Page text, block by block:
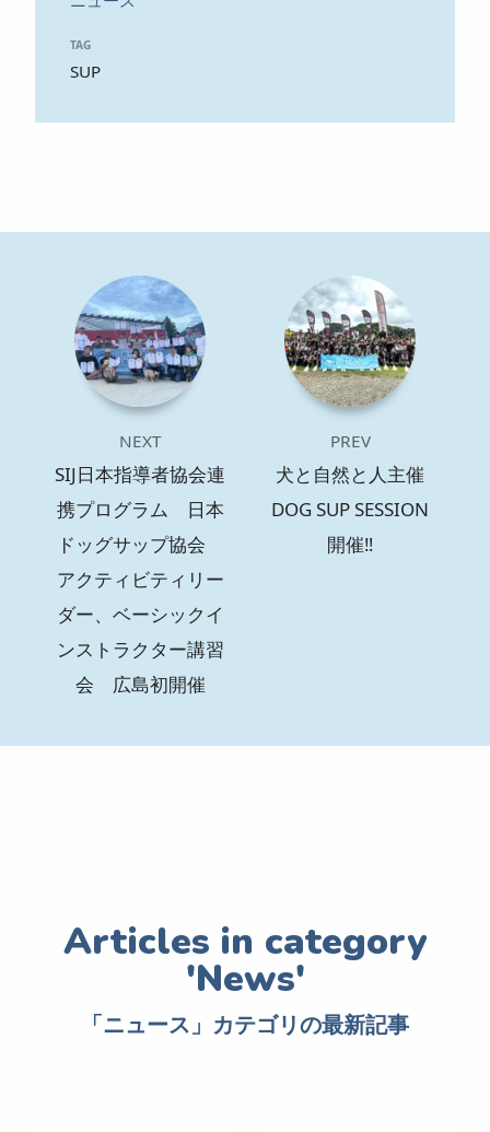
TAG
SUP
NEXT
SIJ日本指導者協会連
携プログラム 日本
ドッグサップ協会
アクティビティリー
ダー、ベーシックイ
ンストラクター講習
会 広島初開催
PREV
犬と自然と人主催
DOG SUP SESSION
開催‼
「ニュース」カテゴリの最新記事